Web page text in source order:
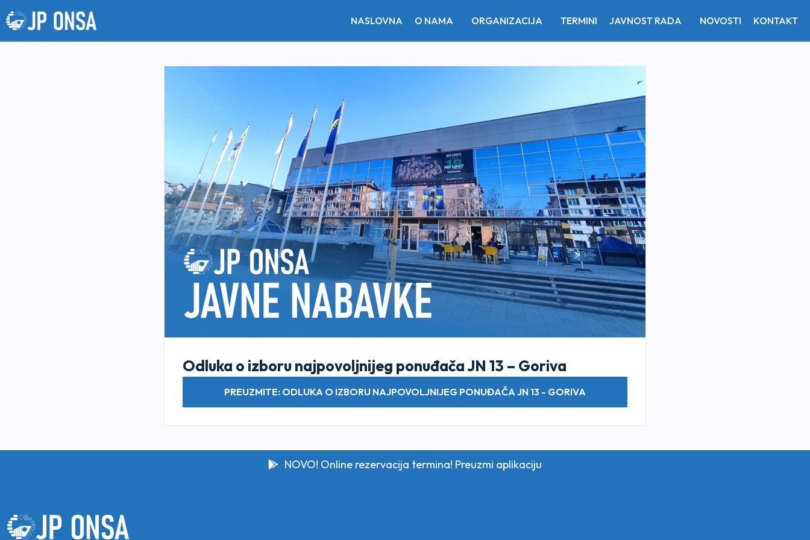
NASLOVNA O NAMA ORGANIZACIJA TERMINI JAVNOST RADA NOVOSTI KONTAKT
Odluka o izboru najpovoljnijeg ponuđača JN 13 – Goriva
PREUZMITE: ODLUKA O IZBORU NAJPOVOLJNIJEG PONUĐAČA JN 13 - GORIVA
NOVO! Online rezervacija termina! Preuzmi aplikaciju